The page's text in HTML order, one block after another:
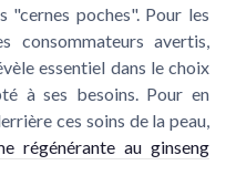
poches". Pour les
consommateurs avertis,
essentiel dans le choix
à ses besoins. Pour en
ces soins de la peau,
régénérante au ginseng